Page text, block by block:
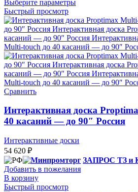
Выберите параметры
Быстрый просмотр
Сравнить
Интерактивная доска
40 касаний — до 90″ Россия
Интерактивные доски
54 620 ₽
ЗАПРОС ТЗ и
Добавить в пожелания
В корзину
Быстрый просмотр